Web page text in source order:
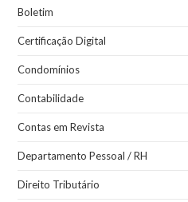
Boletim
Certificação Digital
Condomínios
Contabilidade
Contas em Revista
Departamento Pessoal / RH
Direito Tributário